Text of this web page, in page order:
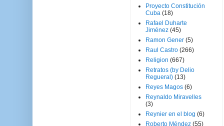
Proyecto Constitución
Cuba (18)
Rafael Duharte
Jiménez (45)
Ramon Gener (5)
Raul Castro (266)
Religion (667)
Retratos (by Delio
Regueral) (13)
Reyes Magos (6)
Reynaldo Miravelles
(3)
Reynier en el blog (6)
Roberto Méndez (55)